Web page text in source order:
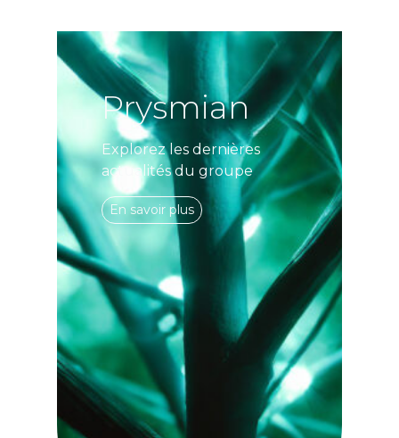
Prysmian
Explorez les dernières
actualités du groupe
En savoir plus